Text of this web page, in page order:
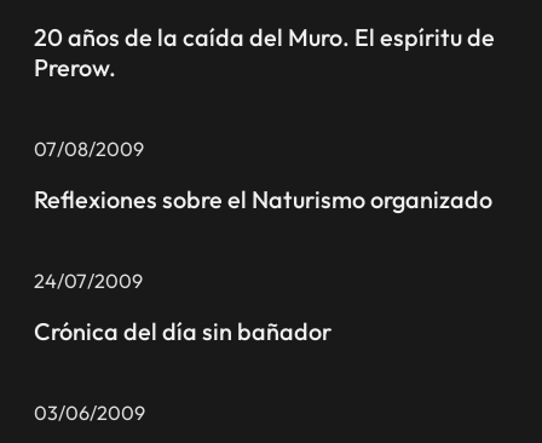
20 años de la caída del Muro. El espíritu de
Prerow.
07/08/2009
Reflexiones sobre el Naturismo organizado
24/07/2009
Crónica del día sin bañador
03/06/2009